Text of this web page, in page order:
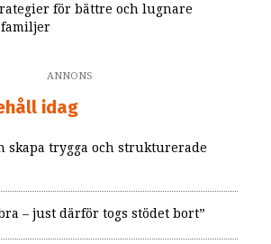
för bättre och lugnare
ANNONS
idag
skapa trygga och strukturerade
– just därför togs stödet bort”